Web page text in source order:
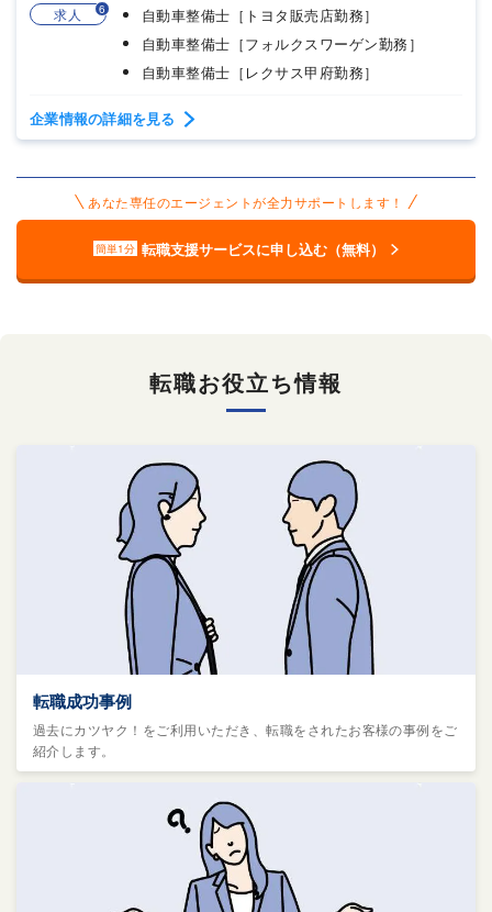
求人 6
自動車整備士［トヨタ販売店勤務］
自動車整備士［フォルクスワーゲン勤務］
自動車整備士［レクサス甲府勤務］
企業情報の詳細を見る
あなた専任のエージェントが全力サポートします！
簡単1分 転職支援サービスに申し込む（無料）
転職お役立ち情報
転職成功事例
過去にカツヤク！をご利用いただき、転職をされたお客様の事例をご
紹介します。